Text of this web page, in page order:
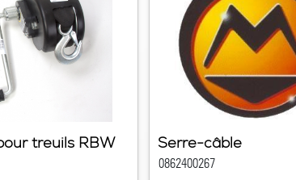
treuils RBW Serre-câble
0862400267